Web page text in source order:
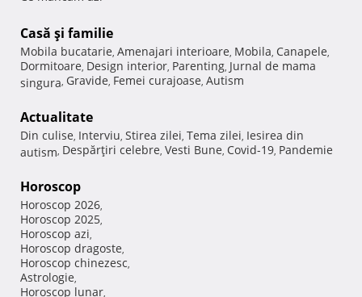
Casă şi familie
Mobila bucatarie, Amenajari interioare, Mobila, Canapele,
Dormitoare, Design interior, Parenting, Jurnal de mama
singura, Gravide, Femei curajoase, Autism
Actualitate
Din culise, Interviu, Stirea zilei, Tema zilei, Iesirea din
autism, Despărţiri celebre, Vesti Bune, Covid-19, Pandemie
Horoscop
Horoscop 2026,
Horoscop 2025,
Horoscop azi,
Horoscop dragoste,
Horoscop chinezesc,
Astrologie,
Horoscop lunar,